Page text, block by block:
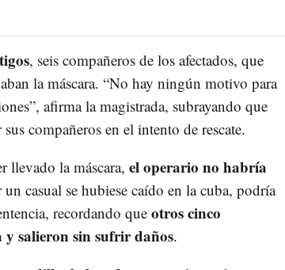
, seis compañeros de los afectados, que
la máscara. “No hay ningún motivo para
afirma la magistrada, subrayando que
compañeros en el intento de rescate.
llevado la máscara, el operario no habría
casual se hubiese caído en la cuba, podría
recordando que otros cinco
y salieron sin sufrir daños.